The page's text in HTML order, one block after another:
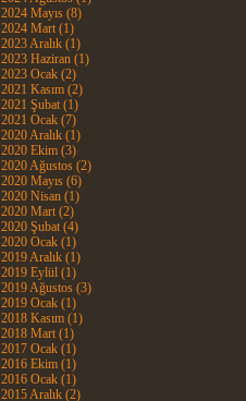
2024 Mayıs (8)
2024 Mart (1)
2023 Aralık (1)
2023 Haziran (1)
2023 Ocak (2)
2021 Kasım (2)
2021 Şubat (1)
2021 Ocak (7)
2020 Aralık (1)
2020 Ekim (3)
2020 Ağustos (2)
2020 Mayıs (6)
2020 Nisan (1)
2020 Mart (2)
2020 Şubat (4)
2020 Ocak (1)
2019 Aralık (1)
2019 Eylül (1)
2019 Ağustos (3)
2019 Ocak (1)
2018 Kasım (1)
2018 Mart (1)
2017 Ocak (1)
2016 Ekim (1)
2016 Ocak (1)
2015 Aralık (2)